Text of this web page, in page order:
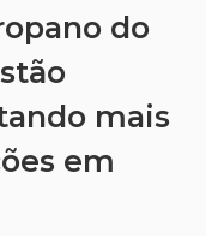
do
mais
em